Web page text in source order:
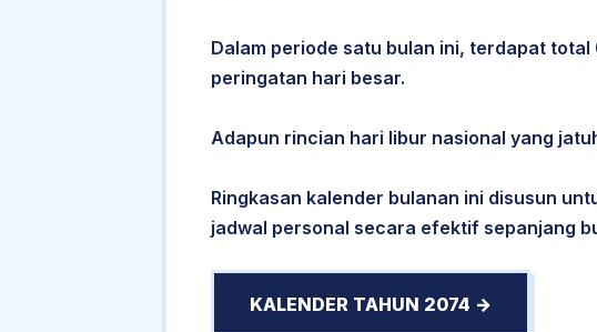
Dalam periode satu bulan ini, terdapat
peringatan hari besar.
Adapun rincian hari libur nasional yang
Ringkasan kalender bulanan ini disusun
jadwal personal secara efektif sepanjang
KALENDER TAHUN 2074 →